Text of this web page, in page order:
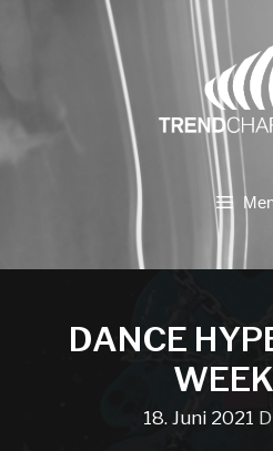
DANCE
18. Juni 2021